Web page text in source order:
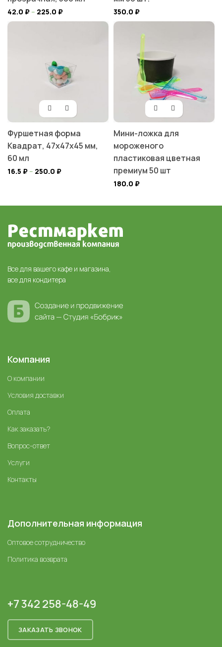
42.0 ₽– 225.0 ₽ 350.0 ₽
Фуршетная форма
Квадрат, 47x47x45 мм,
60 мл
16.5 ₽– 250.0 ₽
Мини-ложка для
мороженого
пластиковая цветная
премиум 50 шт
180.0 ₽
Все для вашего кафе и магазина,
все для кондитера
Компания
О компании
Условия доставки
Оплата
Как заказать?
Вопрос-ответ
Услуги
Контакты
Дополнительная информация
Оптовое сотрудничество
Политика возврата
+7 342 258-48-49
ЗАКАЗАТЬ ЗВОНОК